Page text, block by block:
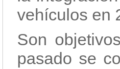
vehículos en
Son
pasado se